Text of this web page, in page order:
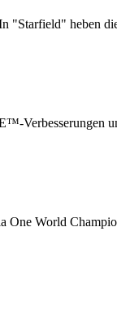
"Starfield" heben
Verbesserungen
World